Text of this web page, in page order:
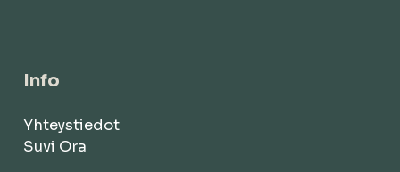
Info
Yhteystiedot
Suvi Ora